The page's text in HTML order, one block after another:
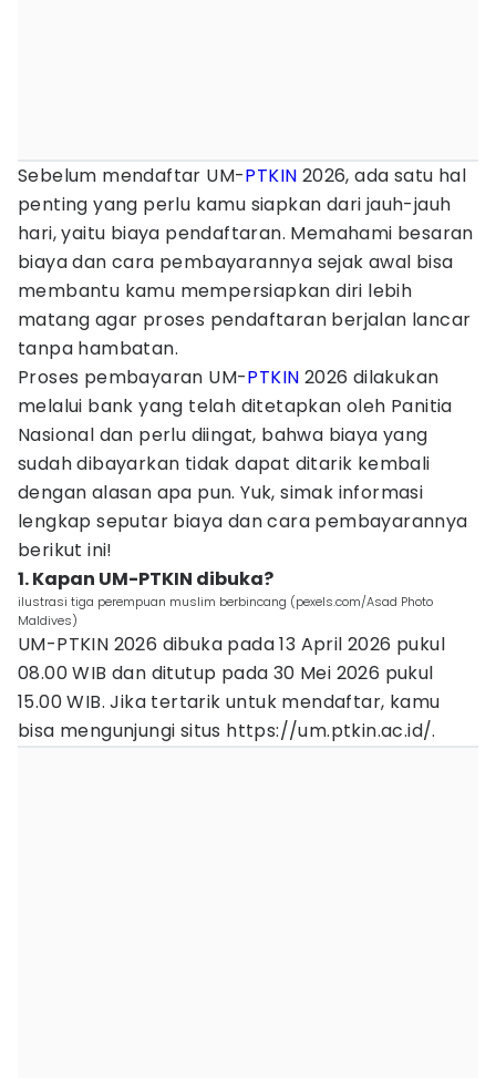
Sebelum mendaftar UM-PTKIN 2026, ada satu hal
penting yang perlu kamu siapkan dari jauh-jauh
hari, yaitu biaya pendaftaran. Memahami besaran
biaya dan cara pembayarannya sejak awal bisa
membantu kamu mempersiapkan diri lebih
matang agar proses pendaftaran berjalan lancar
tanpa hambatan.
Proses pembayaran UM-PTKIN 2026 dilakukan
melalui bank yang telah ditetapkan oleh Panitia
Nasional dan perlu diingat, bahwa biaya yang
sudah dibayarkan tidak dapat ditarik kembali
dengan alasan apa pun. Yuk, simak informasi
lengkap seputar biaya dan cara pembayarannya
berikut ini!
1. Kapan UM-PTKIN dibuka?
ilustrasi tiga perempuan muslim berbincang (pexels.com/Asad Photo
Maldives)
UM-PTKIN 2026 dibuka pada 13 April 2026 pukul
08.00 WIB dan ditutup pada 30 Mei 2026 pukul
15.00 WIB. Jika tertarik untuk mendaftar, kamu
bisa mengunjungi situs https://um.ptkin.ac.id/.